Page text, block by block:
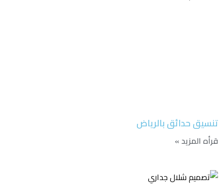
تنسيق حدائق بالرياض
قرأه المزيد »